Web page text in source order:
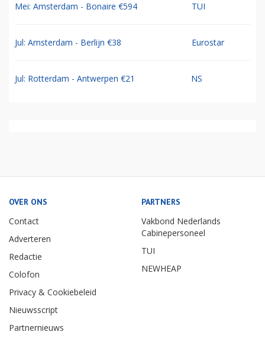
Mei: Amsterdam - Bonaire €594 TUI
Jul: Amsterdam - Berlijn €38 Eurostar
Jul: Rotterdam - Antwerpen €21 NS
OVER ONS
Contact
Adverteren
Redactie
Colofon
Privacy & Cookiebeleid
Nieuwsscript
Partnernieuws
PARTNERS
Vakbond Nederlands
Cabinepersoneel
TUI
NEWHEAP